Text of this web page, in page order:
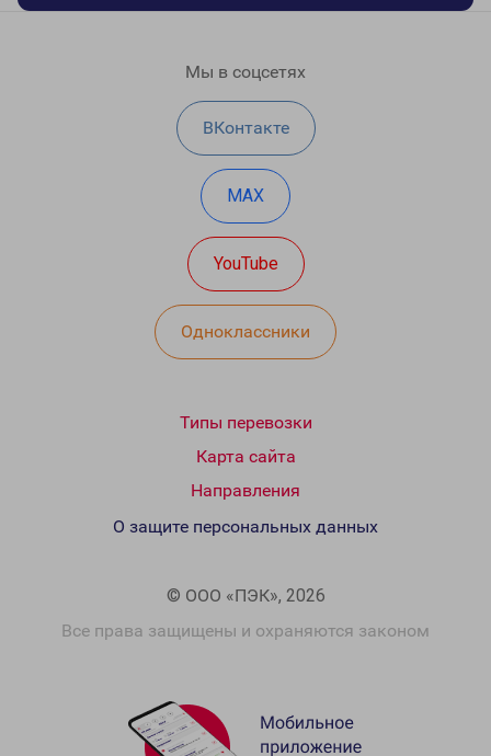
Мы в соцсетях
ВКонтакте
MAX
YouTube
Одноклассники
Типы перевозки
Карта сайта
Направления
© ООО «ПЭК», 2026
Все права защищены и охраняются законом
О защите персональных данных